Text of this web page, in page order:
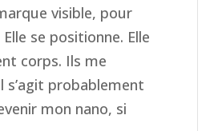
visible, pour
se positionne. Elle
corps. Ils me
s’agit probablement
mon nano, si